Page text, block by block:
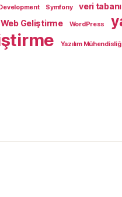
Symfony
veri tabanı
Web Geliştirme WordPress
Yazılım